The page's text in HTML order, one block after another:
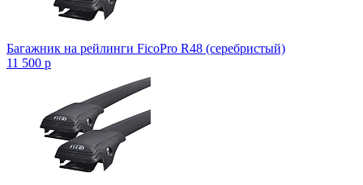
Багажник на рейлинги FicoPro R48 (серебристый)
11 500 p